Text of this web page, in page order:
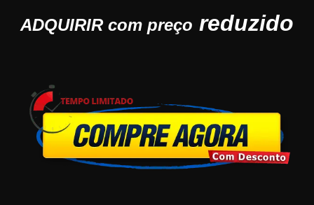
ADQUIRIR com preço reduzido